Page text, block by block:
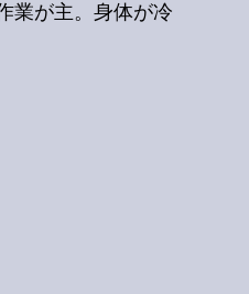
業が主。身体が冷